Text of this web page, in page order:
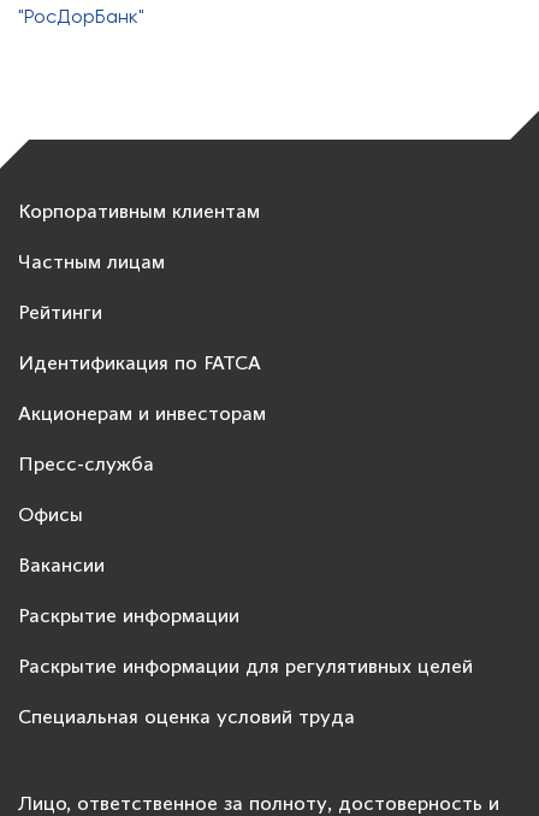
"РосДорБанк"
Корпоративным клиентам
Частным лицам
Рейтинги
Идентификация по FATCA
Акционерам и инвесторам
Пресс-служба
Офисы
Вакансии
Раскрытие информации
Раскрытие информации для регулятивных целей
Специальная оценка условий труда
Лицо, ответственное за полноту, достоверность и